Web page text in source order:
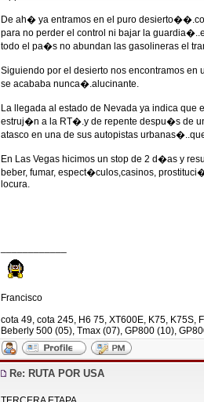
De ah� ya entramos en el puro
para no perder el control ni bajar la
todo el pa�s no abundan las gasolineras el
Siguiendo por el desierto nos encontramos
se acababa nunca�.alucinante.
La llegada al estado de Nevada ya indica
estruj�n a la RT�.y de repente despu�s de
atasco en una de sus autopistas
En Las Vegas hicimos un stop de 2 d�as y
beber, fumar, espect�culos,casinos,
locura.
Francisco
cota 49, cota 245, H6 75, XT600E, K75, K75S,
Beberly 500 (05), Tmax (07), GP800 (10),
Re: RUTA POR USA